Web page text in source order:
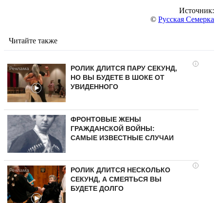
Источник:
© Русская Семерка
Читайте также
i
РОЛИК ДЛИТСЯ ПАРУ СЕКУНД,
НО ВЫ БУДЕТЕ В ШОКЕ ОТ
УВИДЕННОГО
ФРОНТОВЫЕ ЖЕНЫ
ГРАЖДАНСКОЙ ВОЙНЫ:
САМЫЕ ИЗВЕСТНЫЕ СЛУЧАИ
i
РОЛИК ДЛИТСЯ НЕСКОЛЬКО
СЕКУНД, А СМЕЯТЬСЯ ВЫ
БУДЕТЕ ДОЛГО